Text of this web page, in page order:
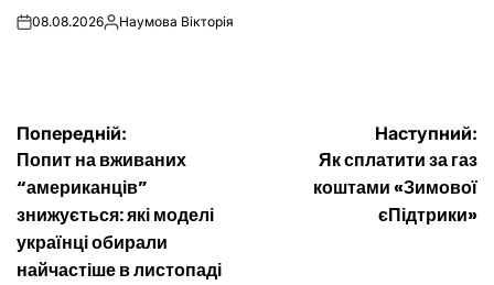
on08.08.2026Опубліковано
Наумова Вікторія
Навігація
записів
Попередній:
Попит на вживаних
“американців”
знижується: які моделі
українці обирали
найчастіше в листопаді
Наступний:
Як сплатити за газ
коштами «Зимової
єПідтрики»